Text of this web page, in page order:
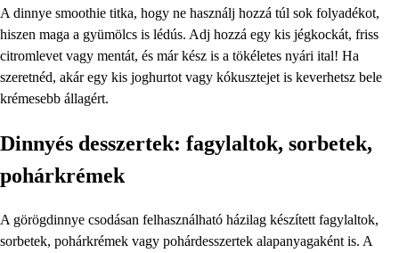
A dinnye smoothie titka, hogy ne használj hozzá túl sok folyadékot,
hiszen maga a gyümölcs is lédús. Adj hozzá egy kis jégkockát, friss
citromlevet vagy mentát, és már kész is a tökéletes nyári ital! Ha
szeretnéd, akár egy kis joghurtot vagy kókusztejet is keverhetsz bele
krémesebb állagért.
Dinnyés desszertek: fagylaltok, sorbetek,
pohárkrémek
A görögdinnye csodásan felhasználható házilag készített fagylaltok,
sorbetek, pohárkrémek vagy pohárdesszertek alapanyagaként is. A